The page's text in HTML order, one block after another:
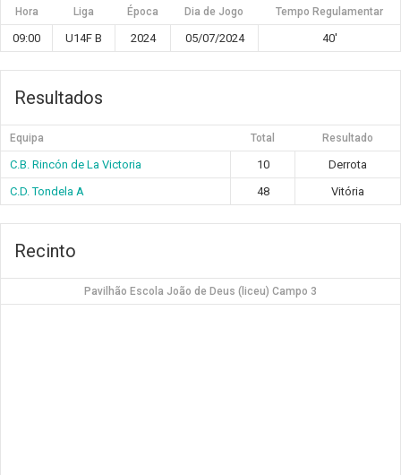
Hora Liga Época Dia de Jogo Tempo Regulamentar
09:00 U14F B 2024 05/07/2024 40'
Resultados
Equipa Total Resultado
C.B. Rincón de La Victoria 10
Derrota
C.D. Tondela A
48 Vitória
Recinto
Pavilhão Escola João de Deus (liceu) Campo 3